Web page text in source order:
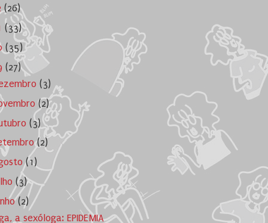
(26)
(33)
(35)
(27)
(3)
(2)
(3)
(2)
(1)
(3)
(2)
a sexóloga: EPIDEMIA